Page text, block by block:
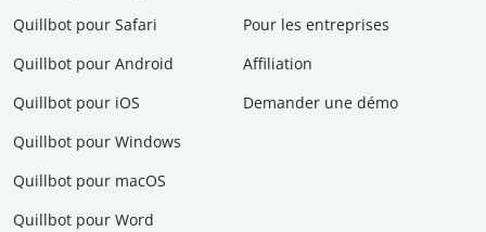
Quillbot pour Safari
Quillbot pour Android
Quillbot pour iOS
Quillbot pour Windows
Quillbot pour macOS
Quillbot pour Word
Pour les entreprises
Affiliation
Demander une démo